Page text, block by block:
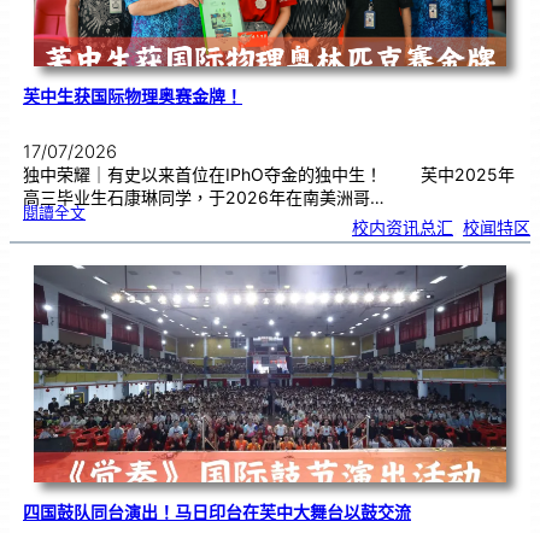
芙中生获国际物理奥赛金牌！
17/07/2026
独中荣耀｜有史以来首位在IPhO夺金的独中生！ 芙中2025年
高三毕业生石康琳同学，于2026年在南美洲哥…
閱讀全文:芙
生
获
际
物
理
赛
金
牌
！
校内资讯总汇 校闻特区
四国鼓队同台演出！马日印台在芙中大舞台以鼓交流